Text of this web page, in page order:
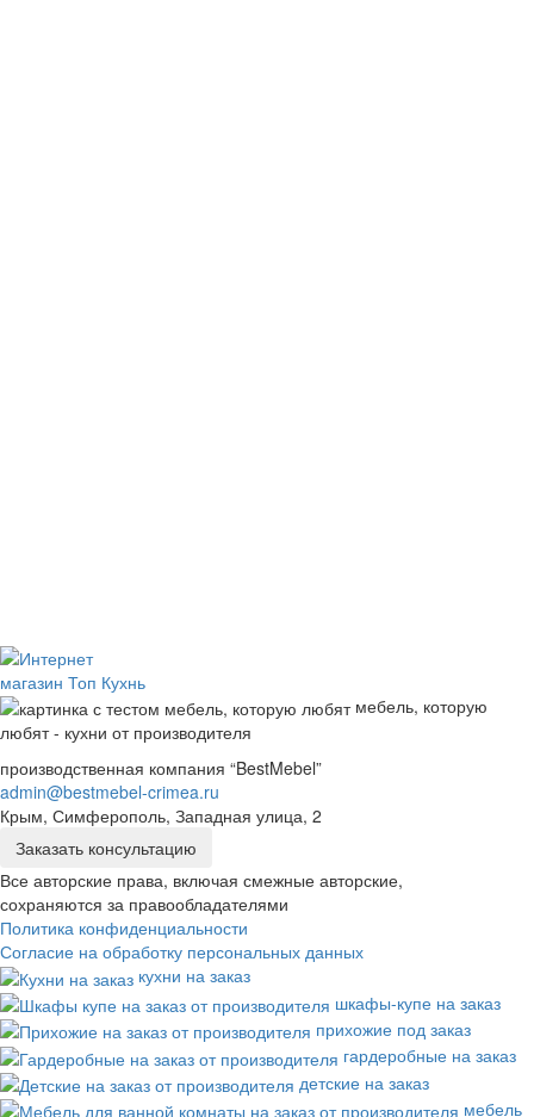
мебель, которую
любят - кухни от производителя
производственная компания “BestMebel”
admin@bestmebel-crimea.ru
Крым, Симферополь, Западная улица, 2
Заказать консультацию
Все авторские права, включая смежные авторские,
сохраняются за правообладателями
Политика конфиденциальности
Согласие на обработку персональных данных
кухни на заказ
шкафы-купе на заказ
прихожие под заказ
гардеробные на заказ
детские на заказ
мебель